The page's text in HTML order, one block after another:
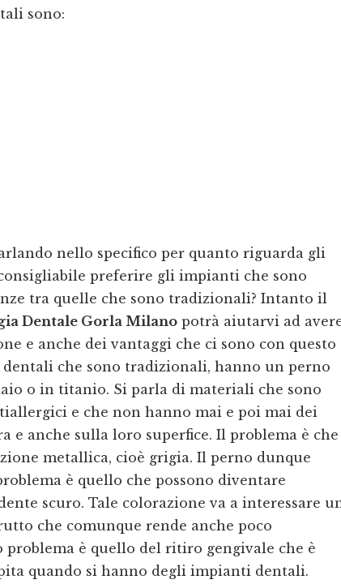
sono:
nello specifico per quanto riguarda gli
preferire gli impianti che sono
tra quelle che sono tradizionali? Intanto il
Dentale Gorla Milano potrà aiutarvi ad
e anche dei vantaggi che ci sono con questo
che sono tradizionali, hanno un perno
o in titanio. Si parla di materiali che sono
e che non hanno mai e poi mai dei
e anche sulla loro superfice. Il problema è che
metallica, cioè grigia. Il perno dunque
è quello che possono diventare
scuro. Tale colorazione va a interessare
che comunque rende anche poco
problema è quello del ritiro gengivale che è
quando si hanno degli impianti dentali.